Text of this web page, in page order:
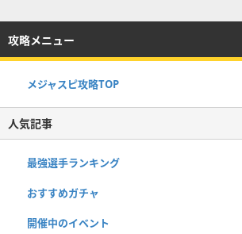
攻略メニュー
メジャスピ攻略TOP
人気記事
最強選手ランキング
おすすめガチャ
開催中のイベント